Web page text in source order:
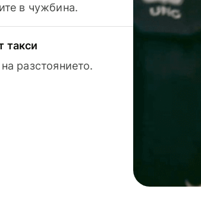
в чужбина.
такси
разстоянието.